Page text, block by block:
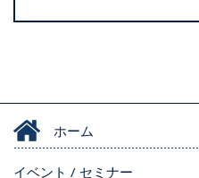
ホーム
イベント / セミナー